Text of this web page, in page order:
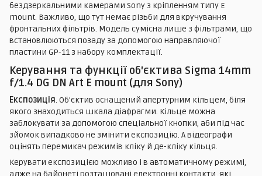
бездзеркальними камерами Sony з кріпленням типу E
mount. Важливо, що тут немає різьби для вкручування
фронтальних фільтрів. Модель сумісна лише з фільтрами, що
встановлюються позаду за допомогою направляючої
пластини GP-11 з набору комплектації.
Керування та функції об'єктива Sigma 14mm
f/1.4 DG DN Art E mount (для Sony)
Експозиція. Об'єктив оснащений апертурним кільцем, біля
якого знаходиться шкала діафрагми. Кільце можна
заблокувати за допомогою спеціальної кнопки, аби під час
зйомок випадково не змінити експозицію. А відеографи
оцінять перемикач режимів кліку й де-кліку кільця.
Керувати експозицією можливо і в автоматичному режимі,
адже на байонеті розташовані електронні контакти, які